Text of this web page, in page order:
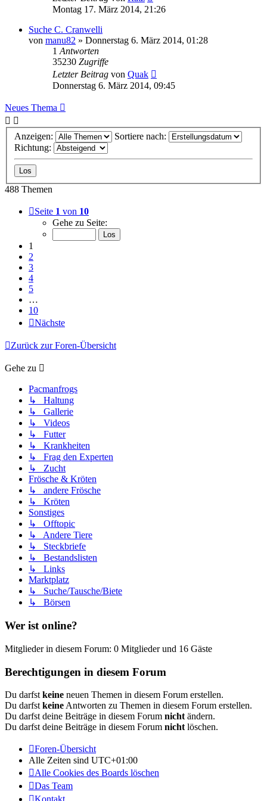
Montag 17. März 2014, 21:26
Suche C. Cranwelli
von manu82 » Donnerstag 6. März 2014, 01:28
1 Antworten
35230 Zugriffe
Letzter Beitrag von Quak
Donnerstag 6. März 2014, 09:45
Neues Thema
Anzeigen:
Sortiere nach:
Richtung:
488 Themen
Seite 1 von 10
Gehe zu Seite:
1
2
3
4
5
…
10
Nächste
Zurück zur Foren-Übersicht
Gehe zu
Pacmanfrogs
↳ Haltung
↳ Gallerie
↳ Videos
↳ Futter
↳ Krankheiten
↳ Frag den Experten
↳ Zucht
Frösche & Kröten
↳ andere Frösche
↳ Kröten
Sonstiges
↳ Offtopic
↳ Andere Tiere
↳ Steckbriefe
↳ Bestandslisten
↳ Links
Marktplatz
↳ Suche/Tausche/Biete
↳ Börsen
Wer ist online?
Mitglieder in diesem Forum: 0 Mitglieder und 16 Gäste
Berechtigungen in diesem Forum
Du darfst keine neuen Themen in diesem Forum erstellen.
Du darfst keine Antworten zu Themen in diesem Forum erstellen.
Du darfst deine Beiträge in diesem Forum nicht ändern.
Du darfst deine Beiträge in diesem Forum nicht löschen.
Foren-Übersicht
Alle Zeiten sind UTC+01:00
Alle Cookies des Boards löschen
Das Team